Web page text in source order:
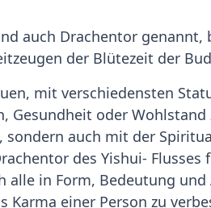
auch Drachentor genannt,
der Blütezeit der
mit verschiedensten
Gesundheit oder
sondern auch mit der
des Yishui-
alle in Form, Bedeutung
Karma einer Person zu